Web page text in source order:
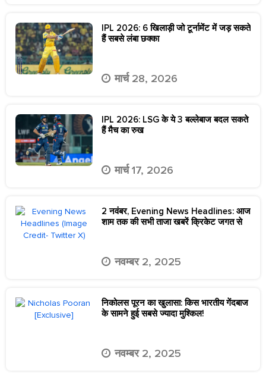
IPL 2026: 6 खिलाड़ी जो टूर्नामेंट में जड़ सकते
हैं सबसे लंबा छक्का
मार्च 28, 2026
IPL 2026: LSG के ये 3 बल्लेबाज बदल सकते
हैं मैच का रुख
मार्च 17, 2026
2 नवंबर, Evening News Headlines: आज
शाम तक की सभी ताजा खबरें क्रिकेट जगत से
नवम्बर 2, 2025
निकोलस पूरन का खुलासा: किस भारतीय गेंदबाज
के सामने हुई सबसे ज्यादा मुश्किल!
नवम्बर 2, 2025